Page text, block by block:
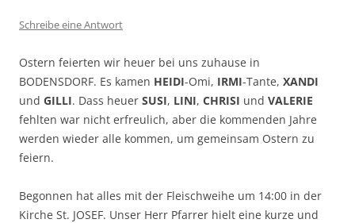
Schreibe eine Antwort
Ostern feierten wir heuer bei uns zuhause in
BODENSDORF. Es kamen HEIDI-Omi, IRMI-Tante, XANDI
und GILLI. Dass heuer SUSI, LINI, CHRISI und VALERIE
fehlten war nicht erfreulich, aber die kommenden Jahre
werden wieder alle kommen, um gemeinsam Ostern zu
feiern.
Begonnen hat alles mit der Fleischweihe um 14:00 in der
Kirche St. JOSEF. Unser Herr Pfarrer hielt eine kurze und